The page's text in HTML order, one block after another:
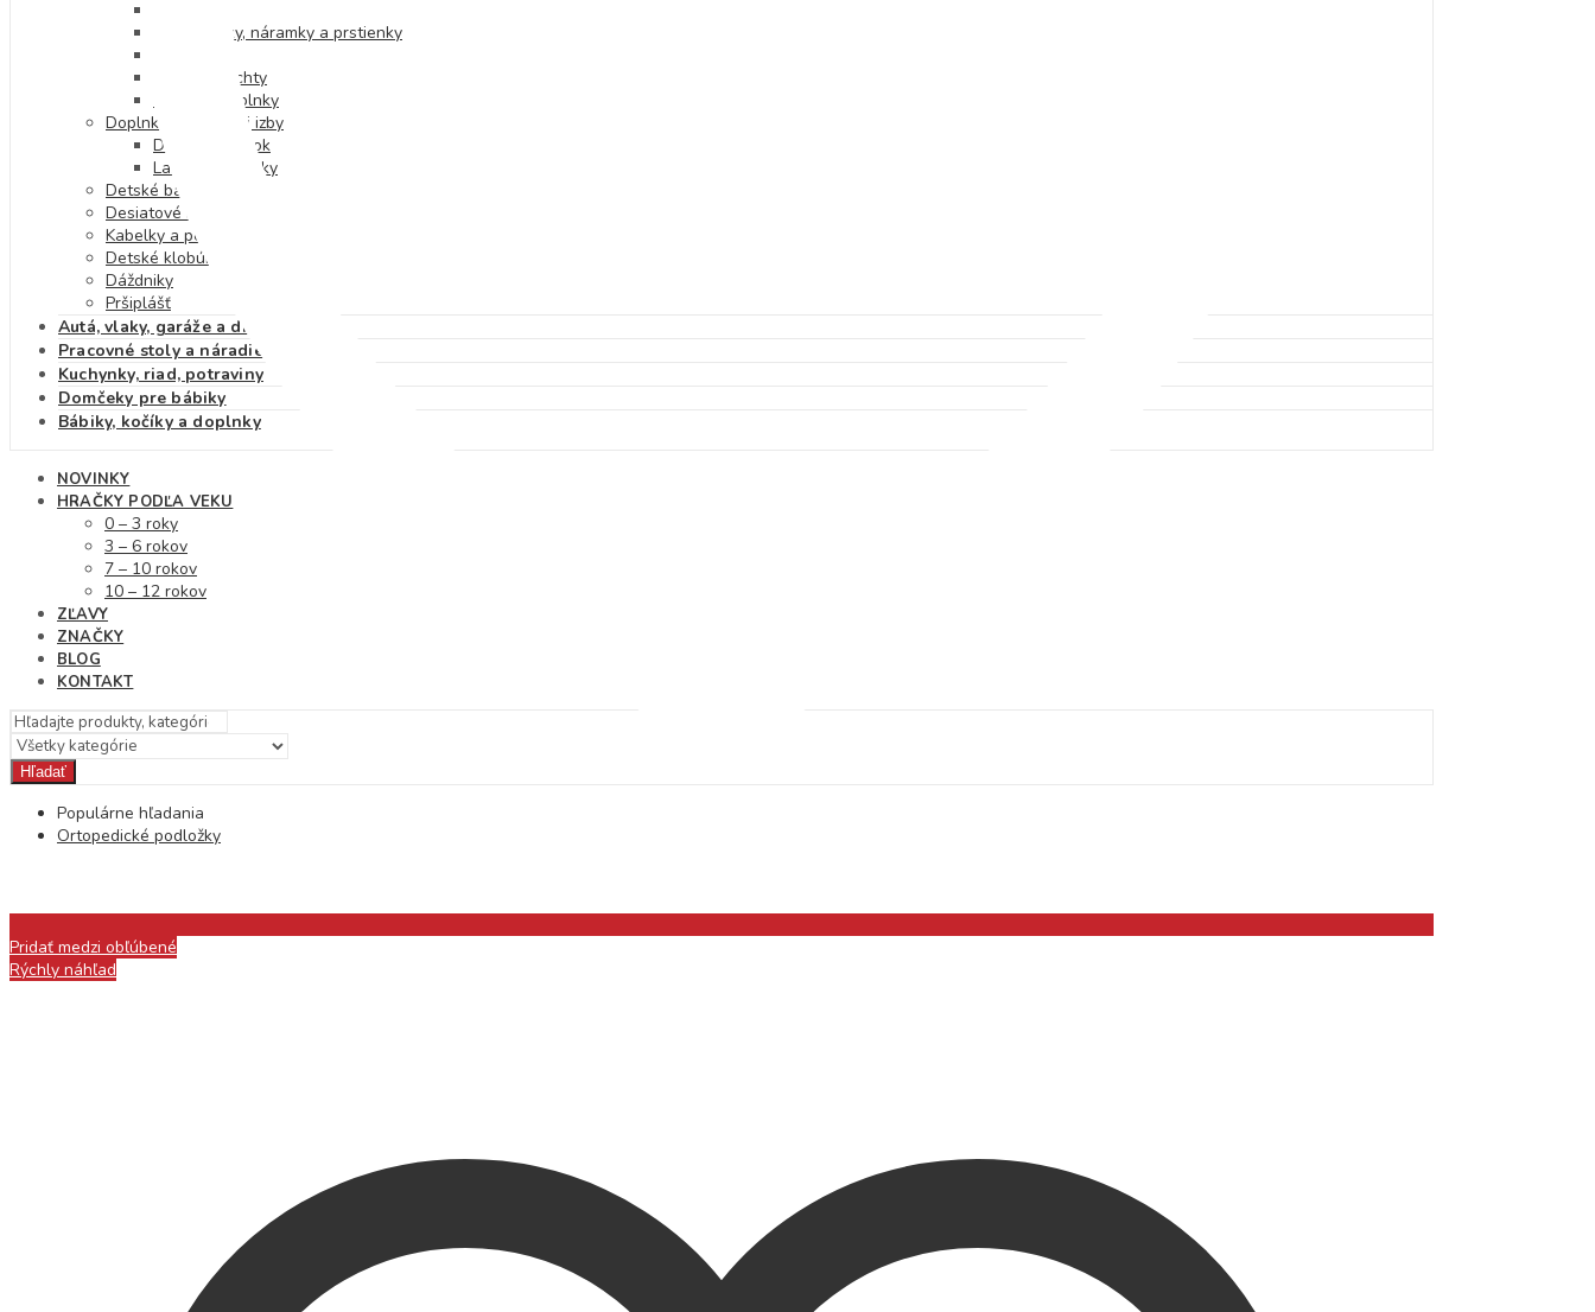
Náhrdelníky, náramky a prstienky
Laky na nechty
Vlasové doplnky
Doplnky do detskej izby
Detský nábytok
Lampy a baterky
Detské batohy
Desiatové boxy a fľaše
Kabelky a peňaženky
Detské klobúky
Dáždniky
Pršiplášť
Autá, vlaky, garáže a dráhy
Pracovné stoly a náradie
Kuchynky, riad, potraviny
Domčeky pre bábiky
Bábiky, kočíky a doplnky
NOVINKY
HRAČKY PODĽA VEKU
0 – 3 roky
3 – 6 rokov
7 – 10 rokov
10 – 12 rokov
ZĽAVY
ZNAČKY
BLOG
KONTAKT
Hľadať
Populárne hľadania
Ortopedické podložky
Pridať medzi obľúbené
Rýchly náhľad